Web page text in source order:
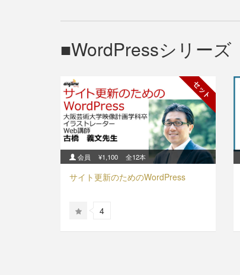
WordPressシリーズ
セット
会員 ¥1,100 全12本
サイト更新のためのWordPress
4